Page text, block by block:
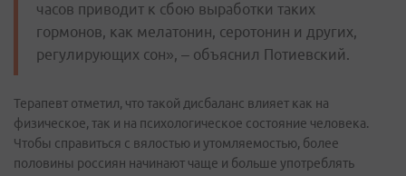
часов приводит к сбою выработки таких
гормонов, как мелатонин, серотонин и других,
регулирующих сон», – объяснил Потиевский.
Терапевт отметил, что такой дисбаланс влияет как на
физическое, так и на психологическое состояние человека.
Чтобы справиться с вялостью и утомляемостью, более
половины россиян начинают чаще и больше употреблять